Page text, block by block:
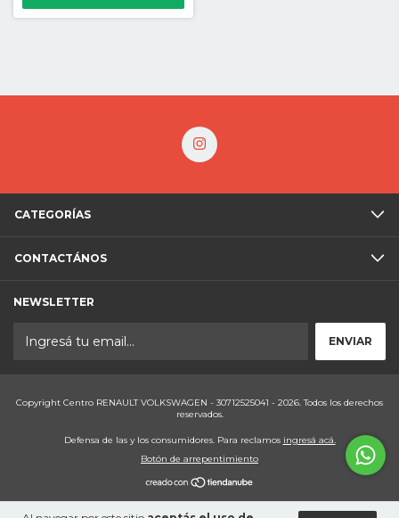
CATEGORÍAS
CONTACTÁNOS
NEWSLETTER
Copyright Centro RENAULT VOLKSWAGEN - 30712525041 - 2026. Todos los derechos
reservados.
Defensa de las y los consumidores. Para reclamos ingresá acá.
Botón de arrepentimiento